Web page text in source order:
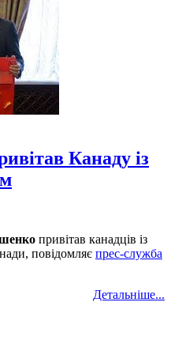
Канаду із
привітав канадців із
повідомляє прес-служба
Детальніше...